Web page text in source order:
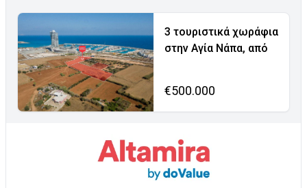
3 τουριστικά χωράφια
στην Αγία Νάπα, από
€500.000